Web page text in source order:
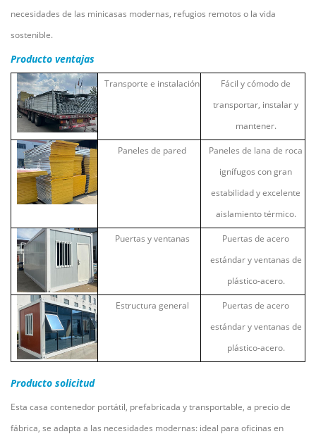
necesidades de las minicasas modernas, refugios remotos o la vida
sostenible.
Producto ventajas
Transporte e instalación
Fácil y cómodo de
transportar, instalar y
mantener.
Paneles de pared
Paneles de lana de roca
ignífugos con gran
estabilidad y excelente
aislamiento térmico.
Puertas y ventanas
Puertas de acero
estándar y ventanas de
plástico-acero.
Estructura general
Puertas de acero
estándar y ventanas de
plástico-acero.
Producto solicitud
Esta casa contenedor portátil, prefabricada y transportable, a precio de
fábrica, se adapta a las necesidades modernas: ideal para oficinas en